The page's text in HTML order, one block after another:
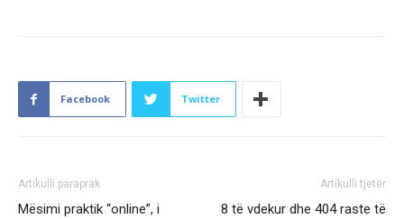
Facebook Twitter
Artikulli paraprak
Mësimi praktik “online”, i
Artikulli tjetër
8 të vdekur dhe 404 raste të